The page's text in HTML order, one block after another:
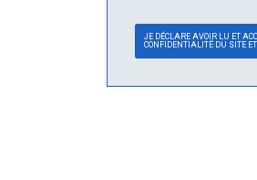
JE DÉCLARE AVOIR LU ET
CONFIDENTIALITÉ DU SITE